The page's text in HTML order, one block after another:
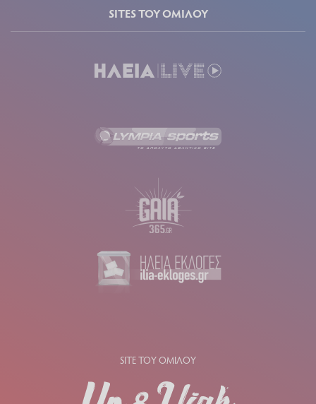
SITES ΤΟΥ ΟΜΙΛΟΥ
SITE ΤΟΥ ΟΜΙΛΟΥ